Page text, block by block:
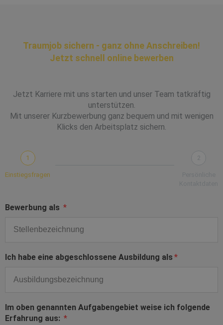
Traumjob sichern - ganz ohne Anschreiben!
Jetzt schnell online bewerben
Jetzt Karriere mit uns starten und unser Team tatkräftig
unterstützen.
Mit unserer Kurzbewerbung ganz bequem und mit wenigen
Klicks den Arbeitsplatz sichern.
1
Einstiegsfragen
2
Bewerbung als
Ich habe eine abgeschlossene Ausbildung als
Im oben genannten Aufgabengebiet weise ich folgende
Erfahrung aus: